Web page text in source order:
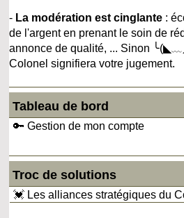
- La modération est cinglante :
de l'argent en prenant le soin de
annonce de qualité, ... Sinon
Colonel signifiera votre jugement.
Tableau de bord
🔑 Gestion de mon compte
Troc de solutions
💓 Les alliances stratégiques du